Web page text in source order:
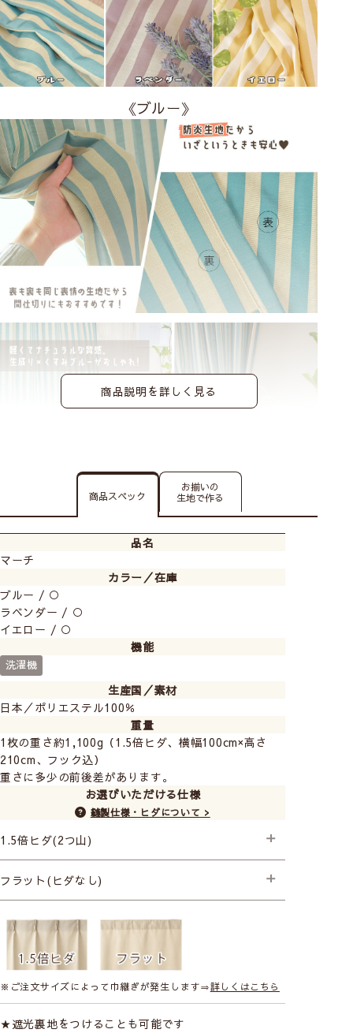
《ブルー》
楽しい気持ちになれる爽やかなストライプ柄♪
非遮光生地なので光は取り込み、お部屋を明るく保ちま
す。
表と裏が同じような表情なので間仕切りにお使いいただ
くのもおすすめです！
《ラベンダー》
商品説明を詳しく見る
商品スペック
お揃いの
生地で作る
品名
マーチ
カラー／在庫
ブルー / ○
ラベンダー / ○
イエロー / ○
機能
洗濯機
生産国／素材
日本／ポリエステル100％
重量
1枚の重さ約1,100g（1.5倍ヒダ、横幅100cm×高さ
210cm、フック込）
重さに多少の前後差があります。
お選びいただける仕様
縫製仕様・ヒダについて >
1.5倍ヒダ(2つ山)
├プレミアム縫製
フラット(ヒダなし)
プレミアム縫製
※ご注文サイズによって巾継ぎが発生します⇒詳しくはこちら
★遮光裏地をつけることも可能です